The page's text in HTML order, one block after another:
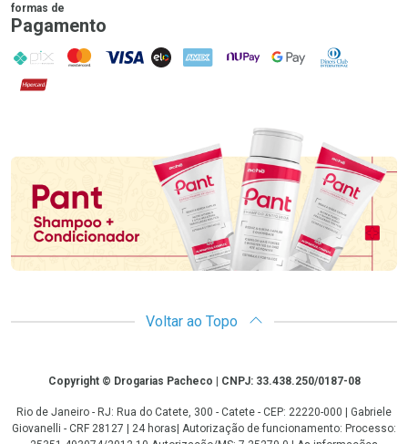
formas de
Pagamento
PIX MasterCard
VISA ELO AMEX NuPay Google PayDiners Club
Hipercard
Promoção em Destaque
Voltar ao Topo
CopyrightCopyright © Drogarias Pacheco | CNPJ: 33.438.250/0187-08
Rio de Janeiro - RJ: Rua do Catete, 300 - Catete - CEP: 22220-000 | Gabriele
Giovanelli - CRF 28127 | 24 horas| Autorização de funcionamento: Processo: